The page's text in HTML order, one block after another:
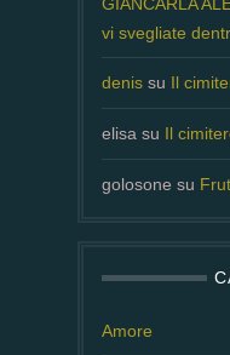
vi svegliate
denis su Il
elisa su Il
golosone su
Amore